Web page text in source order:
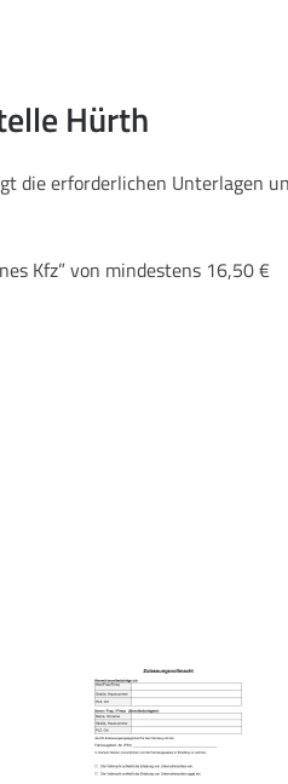
Hürth
die erforderlichen Unterlagen
Kfz” von mindestens 16,50 €